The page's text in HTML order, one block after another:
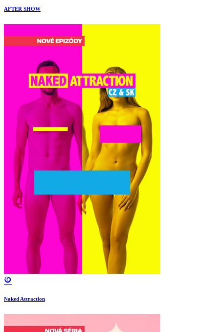
AFTER SHOW
Naked Attraction